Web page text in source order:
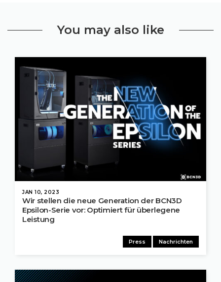
You may also like
JAN 10, 2023
Press Nachrichten
Wir stellen die neue Generation der BCN3D
Epsilon-Serie vor: Optimiert für überlegene
Leistung